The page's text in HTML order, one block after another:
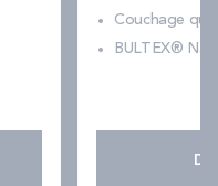
Couchage
BULTEX®